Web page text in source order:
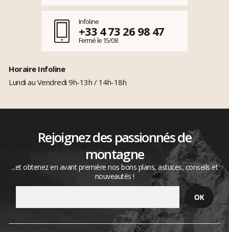
Infoline
+33 4 73 26 98 47
Fermé le 15/08
Horaire Infoline
Lundi au Vendredi 9h-13h / 14h-18h
Rejoignez des passionnés de
montagne
...et obtenez en avant première nos bons plans, astuces, conseils et
nouveautés !